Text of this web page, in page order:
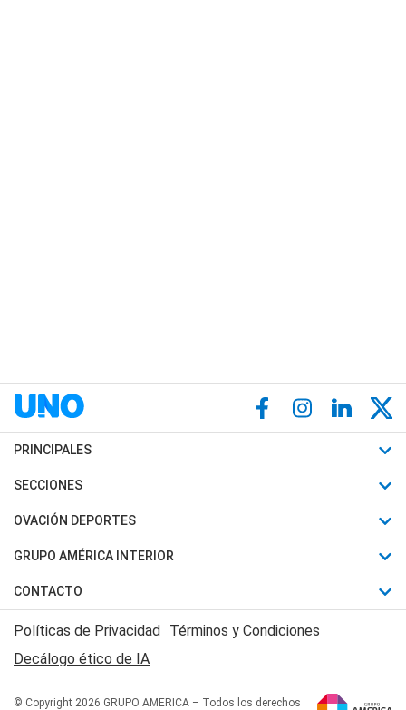
PRINCIPALES
Últimas Noticias
Política
Judiciales
Economia
SECCIONES
Horóscopo
Motores
Trucos caseros
Series y Películas
Edictos y Solicitadas
OVACIÓN DEPORTES
Fútbol
Mundial
Automovilismo
Rugby
Básquet
GRUPO AMÉRICA INTERIOR
Canal 7 en Vivo
San Juan 8
CONTACTO
Acerca de Nosotros
Contactanos
Políticas de Privacidad Términos y Condiciones
Decálogo ético de IA
© Copyright 2026 GRUPO AMERICA – Todos los derechos